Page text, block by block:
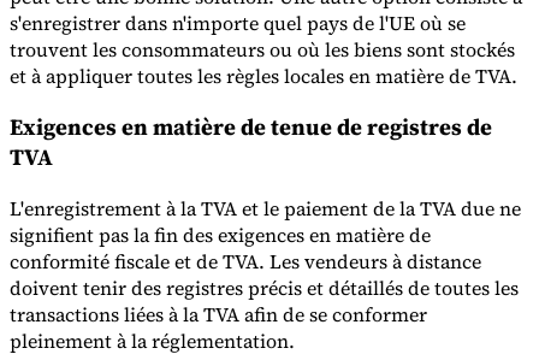
s'enregistrer dans n'importe quel pays de l'UE où se
trouvent les consommateurs ou où les biens sont stockés
et à appliquer toutes les règles locales en matière de TVA.
Exigences en matière de tenue de registres de
TVA
L'enregistrement à la TVA et le paiement de la TVA due ne
signifient pas la fin des exigences en matière de
conformité fiscale et de TVA. Les vendeurs à distance
doivent tenir des registres précis et détaillés de toutes les
transactions liées à la TVA afin de se conformer
pleinement à la réglementation.